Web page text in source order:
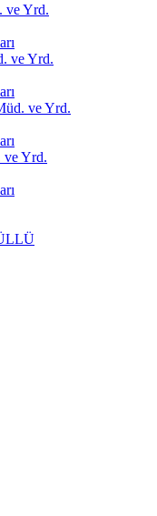
ve Yrd.
ve Yrd.
ve Yrd.
ve Yrd.